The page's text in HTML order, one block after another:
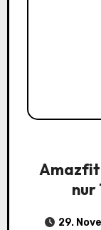
Amazfit
nur
29.